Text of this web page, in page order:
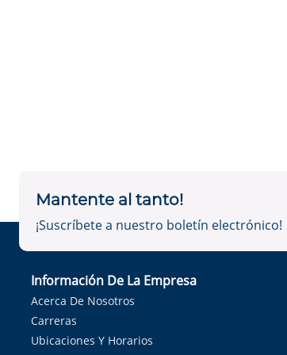
Mantente al tanto!
¡Suscríbete a nuestro boletín electrónico!
Información De La Empresa
Acerca De Nosotros
Carreras
Ubicaciones Y Horarios